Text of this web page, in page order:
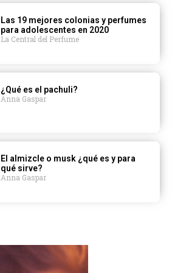
Las 19 mejores colonias y perfumes
para adolescentes en 2020
La Central del Perfume
¿Qué es el pachuli?
Anna Gaspar
El almizcle o musk ¿qué es y para
qué sirve?
Anna Gaspar